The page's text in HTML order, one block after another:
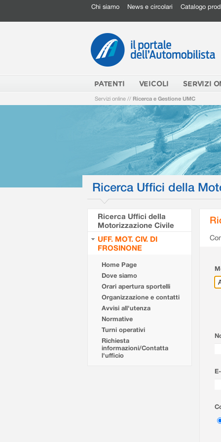
Chi siamo News e circolari Catalogo
PATENTI VEICOLI SERVIZI
Servizi online // Ricerca e Gestione UMC
Ricerca Uffici della
Ricerca Uffici della
Motorizzazione Civile
UFF. MOT. CIV. DI
FROSINONE
Home Page
Dove siamo
Orari apertura sportelli
Organizzazione e contatti
Avvisi all'utenza
Normative
Turni operativi
Richiesta
informazioni/Contatta
l'ufficio